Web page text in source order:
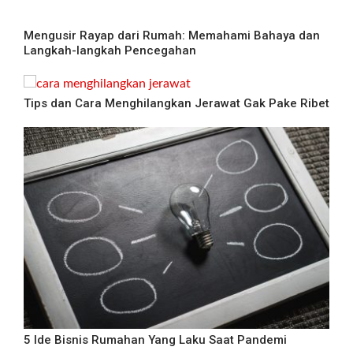
Mengusir Rayap dari Rumah: Memahami Bahaya dan
Langkah-langkah Pencegahan
Tips dan Cara Menghilangkan Jerawat Gak Pake Ribet
5 Ide Bisnis Rumahan Yang Laku Saat Pandemi